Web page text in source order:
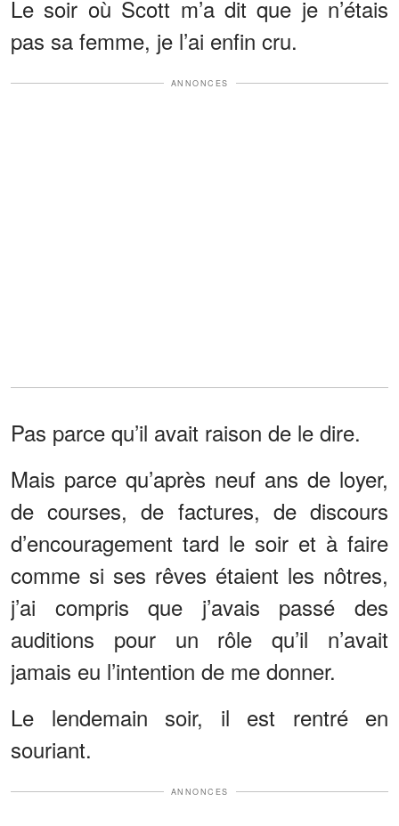
Le soir où Scott m’a dit que je n’étais
pas sa femme, je l’ai enfin cru.
ANNONCES
Pas parce qu’il avait raison de le dire.
Mais parce qu’après neuf ans de loyer,
de courses, de factures, de discours
d’encouragement tard le soir et à faire
comme si ses rêves étaient les nôtres,
j’ai compris que j’avais passé des
auditions pour un rôle qu’il n’avait
jamais eu l’intention de me donner.
Le lendemain soir, il est rentré en
souriant.
ANNONCES